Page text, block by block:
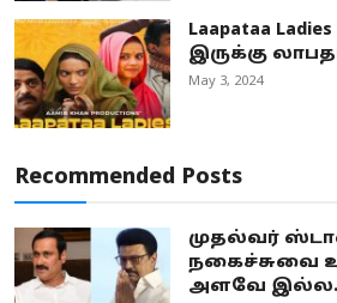
Laapataa
இருக்கு
May 3, 2024
Recommended Posts
முதல்வர்
நகைச்சுவை
அளவே